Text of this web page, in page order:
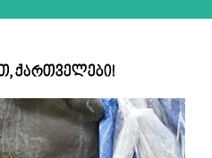
ქართველები!